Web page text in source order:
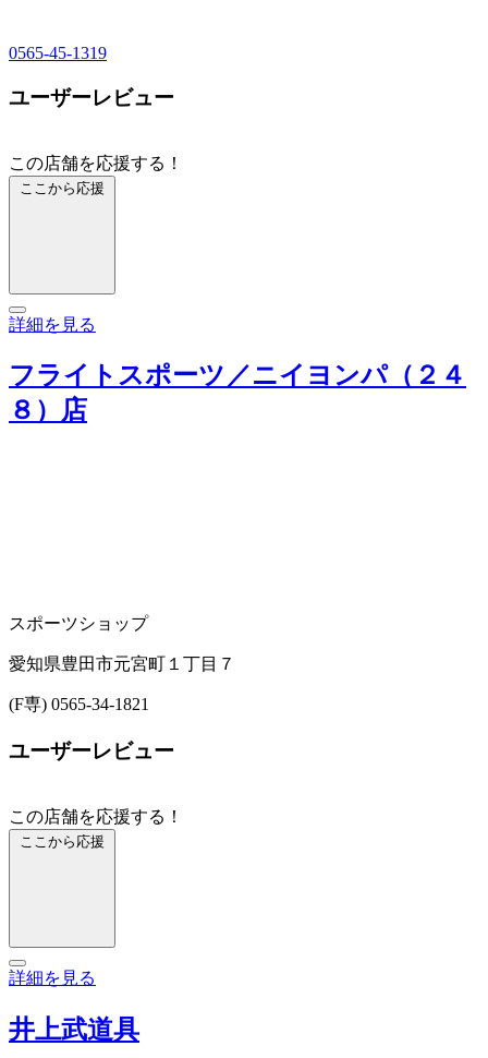
0565-45-1319
ユーザーレビュー
この店舗を応援する！
ここから応援
詳細を見る
フライトスポーツ／ニイヨンパ（２４
８）店
スポーツショップ
愛知県豊田市元宮町１丁目７
(F専) 0565-34-1821
ユーザーレビュー
この店舗を応援する！
ここから応援
詳細を見る
井上武道具